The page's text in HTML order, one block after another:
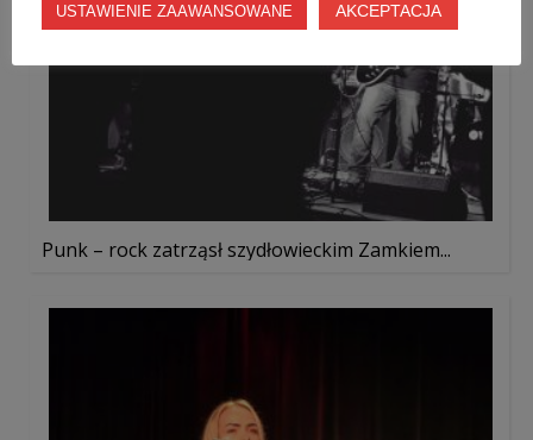
Punk – rock zatrząsł szydłowieckim Zamkiem...
USTAWIENIE ZAAWANSOWANE AKCEPTACJA